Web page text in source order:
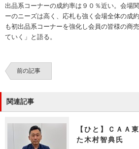
出品系コーナーの成約率は９０％近い。会場
ーのニーズは高く、応札も強く会場全体の成
も初出品系コーナーを強化し会員の皆様の商
ていく」と語る。
前の記事
関連記事
【ひと】ＣＡＡ
た木村智典氏